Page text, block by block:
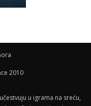
2010
u igrama na sreću,